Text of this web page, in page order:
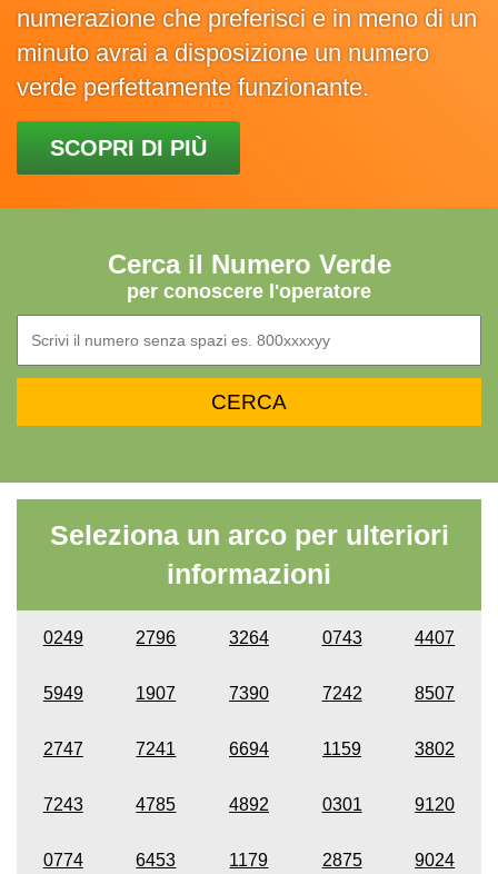
numerazione che preferisci e in meno di un
minuto avrai a disposizione un numero
verde perfettamente funzionante.
SCOPRI DI PIÙ
Cerca il Numero Verde
per conoscere l'operatore
Seleziona un arco per ulteriori
informazioni
0249 2796 3264 0743 4407
5949 1907 7390 7242 8507
2747 7241 6694 1159 3802
7243 4785 4892 0301 9120
0774 6453 1179 2875 9024